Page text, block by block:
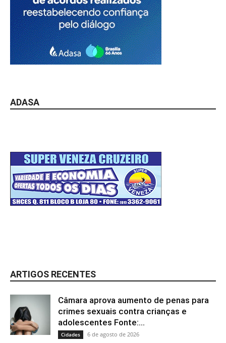
ADASA
ARTIGOS RECENTES
Câmara aprova aumento de penas para
crimes sexuais contra crianças e
adolescentes Fonte:...
Cidades 6 de agosto de 2026